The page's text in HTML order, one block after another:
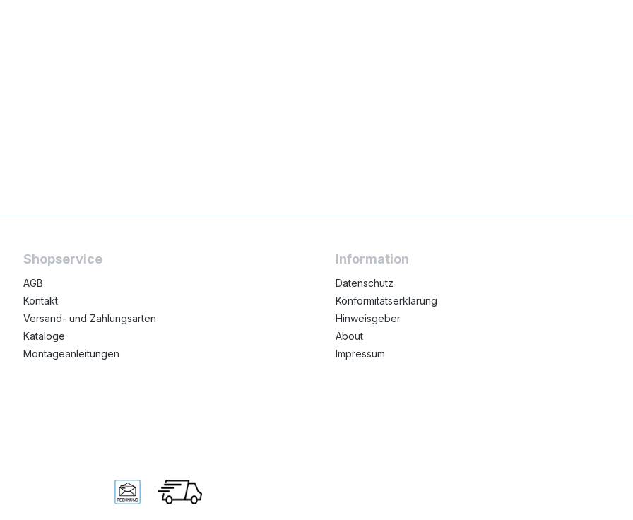
Shopservice
AGB
Kontakt
Versand- und Zahlungsarten
Kataloge
Montageanleitungen
Information
Datenschutz
Konformitätserklärung
Hinweisgeber
About
Impressum